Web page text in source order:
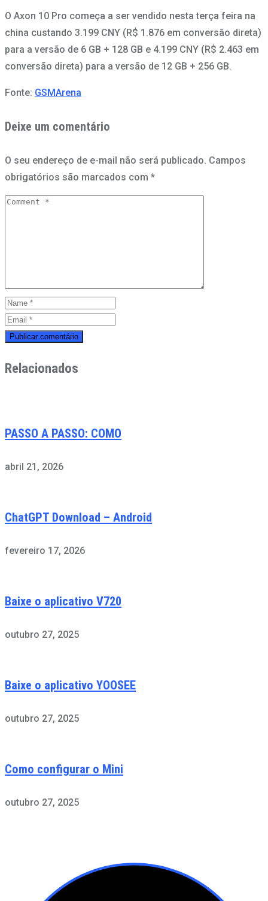
O Axon 10 Pro começa a ser vendido nesta terça feira na
china custando 3.199 CNY (R$ 1.876 em conversão direta)
para a versão de 6 GB + 128 GB e 4.199 CNY (R$ 2.463 em
conversão direta) para a versão de 12 GB + 256 GB.
Fonte: GSMArena
Deixe um comentário
O seu endereço de e-mail não será publicado. Campos
obrigatórios são marcados com *
Relacionados
PASSO A PASSO: COMO
abril 21, 2026
ChatGPT Download – Android
fevereiro 17, 2026
Baixe o aplicativo V720
outubro 27, 2025
Baixe o aplicativo YOOSEE
outubro 27, 2025
Como configurar o Mini
outubro 27, 2025